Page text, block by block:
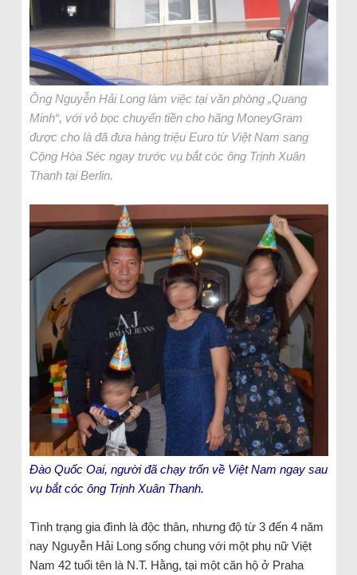
Ông Nguyễn Hải Long làm việc tại văn phòng „Quang
Minh“, với vỏ bọc chuyển tiền cho hãng MoneyGram
được cho là đã đưa hàng triệu Euro từ Việt Nam sang
Cộng Hòa Séc ngay trước vụ bắt cóc ông Trịnh Xuân
Thanh tại Berlin.
Đào Quốc Oai, người đã chạy trốn về Việt Nam ngay sau
vụ bắt cóc ông Trịnh Xuân Thanh.
Tình trạng gia đình là độc thân, nhưng độ từ 3 đến 4 năm
nay Nguyễn Hải Long sống chung với một phụ nữ Việt
Nam 42 tuổi tên là N.T. Hằng, tại một căn hộ ở Praha